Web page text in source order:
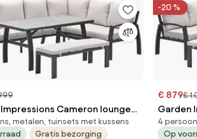
Cameron lounge
4-delig rechts desert sand
metalen, tuinsets met kussens
Gratis bezorging
-20 %
€ 879€
Garden
dining
4
Op